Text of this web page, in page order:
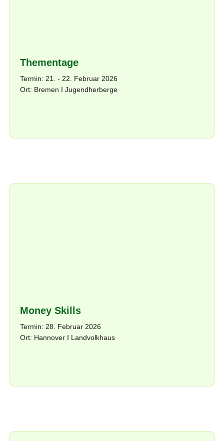
Thementage
Termin: 21. - 22. Februar 2026
Ort: Bremen I Jugendherberge
Money Skills
Termin: 28. Februar 2026
Ort: Hannover I Landvolkhaus